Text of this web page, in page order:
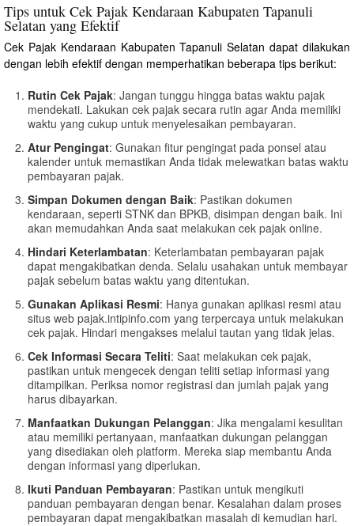
Tips untuk Cek Pajak Kendaraan Kabupaten Tapanuli
Selatan yang Efektif
Cek Pajak Kendaraan Kabupaten Tapanuli Selatan dapat dilakukan
dengan lebih efektif dengan memperhatikan beberapa tips berikut:
Rutin Cek Pajak: Jangan tunggu hingga batas waktu pajak
mendekati. Lakukan cek pajak secara rutin agar Anda memiliki
waktu yang cukup untuk menyelesaikan pembayaran.
Atur Pengingat: Gunakan fitur pengingat pada ponsel atau
kalender untuk memastikan Anda tidak melewatkan batas waktu
pembayaran pajak.
Simpan Dokumen dengan Baik: Pastikan dokumen
kendaraan, seperti STNK dan BPKB, disimpan dengan baik. Ini
akan memudahkan Anda saat melakukan cek pajak online.
Hindari Keterlambatan: Keterlambatan pembayaran pajak
dapat mengakibatkan denda. Selalu usahakan untuk membayar
pajak sebelum batas waktu yang ditentukan.
Gunakan Aplikasi Resmi: Hanya gunakan aplikasi resmi atau
situs web pajak.intipinfo.com yang terpercaya untuk melakukan
cek pajak. Hindari mengakses melalui tautan yang tidak jelas.
Cek Informasi Secara Teliti: Saat melakukan cek pajak,
pastikan untuk mengecek dengan teliti setiap informasi yang
ditampilkan. Periksa nomor registrasi dan jumlah pajak yang
harus dibayarkan.
Manfaatkan Dukungan Pelanggan: Jika mengalami kesulitan
atau memiliki pertanyaan, manfaatkan dukungan pelanggan
yang disediakan oleh platform. Mereka siap membantu Anda
dengan informasi yang diperlukan.
Ikuti Panduan Pembayaran: Pastikan untuk mengikuti
panduan pembayaran dengan benar. Kesalahan dalam proses
pembayaran dapat mengakibatkan masalah di kemudian hari.